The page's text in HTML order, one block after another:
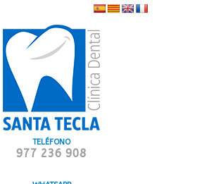
TELÉFONO
977 236 908